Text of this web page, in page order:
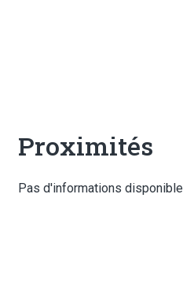
Proximités
Pas d'informations